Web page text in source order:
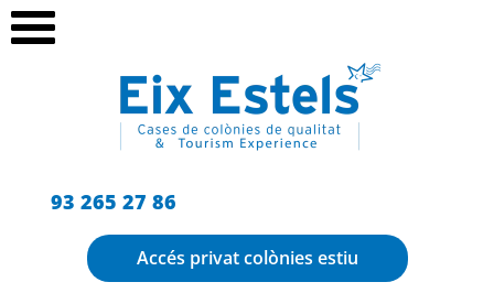
93 265 27 86
Accés privat colònies estiu